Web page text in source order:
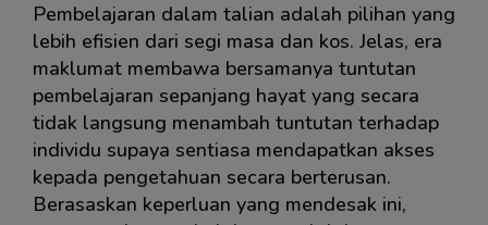
Pembelajaran dalam talian adalah pilihan yang
lebih efisien dari segi masa dan kos. Jelas, era
maklumat membawa bersamanya tuntutan
pembelajaran sepanjang hayat yang secara
tidak langsung menambah tuntutan terhadap
individu supaya sentiasa mendapatkan akses
kepada pengetahuan secara berterusan.
Berasaskan keperluan yang mendesak ini,